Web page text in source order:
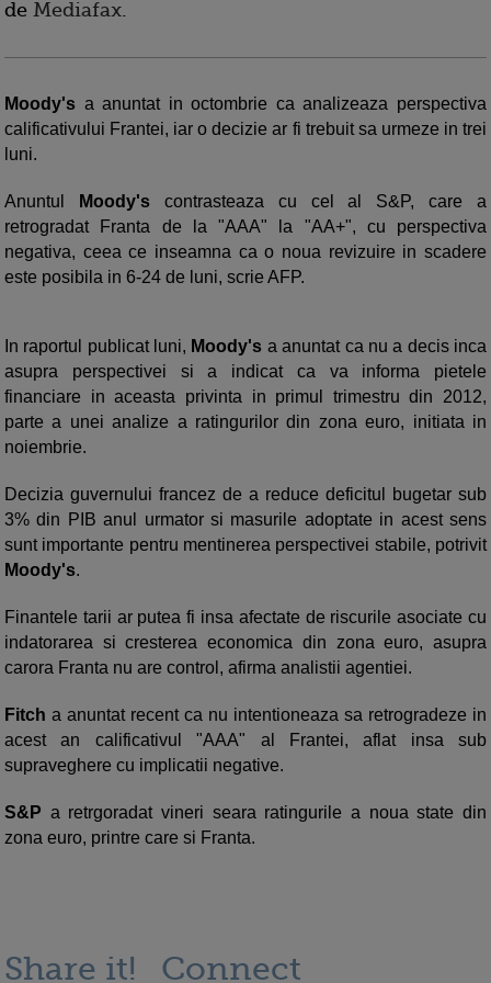
de Mediafax.
Moody's a anuntat in octombrie ca analizeaza perspectiva
calificativului Frantei, iar o decizie ar fi trebuit sa urmeze in trei
luni.
Anuntul Moody'scontrasteaza cu cel al S&P, care a
retrogradat Franta de la "AAA" la "AA+", cu perspectiva
negativa, ceea ce inseamna ca o noua revizuire in scadere
este posibila in 6-24 de luni, scrie AFP.
In raportul publicat luni, Moody's a anuntat ca nu a decis inca
asupra perspectivei si a indicat ca va informa pietele
financiare in aceasta privinta in primul trimestru din 2012,
parte a unei analize a ratingurilor din zona euro, initiata in
noiembrie.
Decizia guvernului francez de a reduce deficitul bugetar sub
3% din PIB anul urmator si masurile adoptate in acest sens
sunt importante pentru mentinerea perspectivei stabile, potrivit
Moody's.
Finantele tarii ar putea fi insa afectate de riscurile asociate cu
indatorarea si cresterea economica din zona euro, asupra
carora Franta nu are control, afirma analistii agentiei.
Fitch a anuntat recent ca nu intentioneaza sa retrogradeze in
acest an calificativul "AAA" al Frantei, aflat insa sub
supraveghere cu implicatii negative.
S&P a retrgoradat vineri seara ratingurile a noua state din
zona euro, printre care si Franta.
Share it! Connect